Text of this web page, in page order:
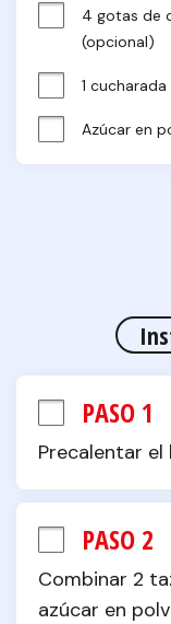
4 gotas de
(opcional)
1
Azúcar en
PASO 1
Precalentar el
PASO 2
Combinar 2
azúcar en